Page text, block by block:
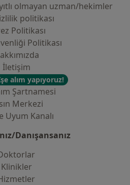
olmayan uzman/hekimler
politikası
Politikası
Politikası
İletişim
alım yapıyoruz!
Şartnamesi
Merkezi
Uyum Kanalı
Danışansanız
Klinikler